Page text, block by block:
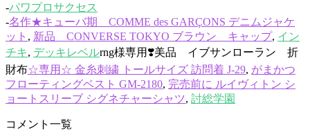
-パワプロサクセス
-名作★キューバ期 COMME des GARÇONS デニムジャケ
ット , 新品 CONVERSE TOKYO ブラウン キャップ, イン
チキ, デッキレベルrng様専用❣️美品 イブサンローラン 折
財布☆専用☆ 金糸刺繍 トールサイズ 訪問着 J-29, がまかつ
フローティングベスト GM-2180, 完売前に ルイヴィトン シ
ョートスリーブ シグネチャーシャツ, 討総学園
コメント一覧